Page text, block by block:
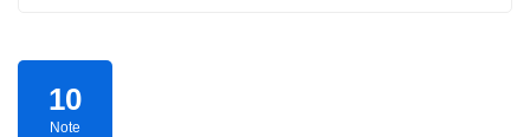
10
Note